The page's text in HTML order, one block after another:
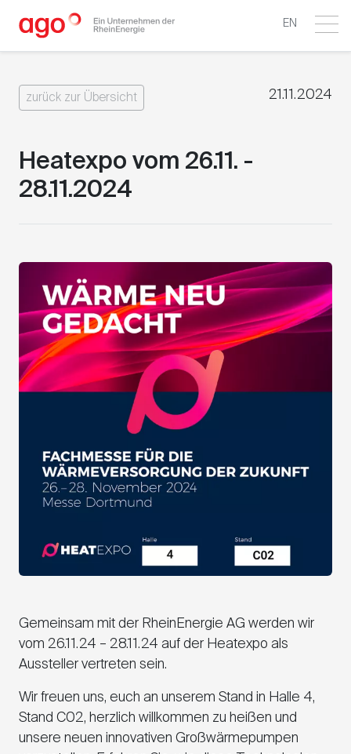
EN
zurück zur Übersicht 21.11.2024
Heatexpo vom 26.11. -
28.11.2024
Gemeinsam mit der RheinEnergie AG werden wir
vom 26.11.24 – 28.11.24 auf der Heatexpo als
Aussteller vertreten sein.
Wir freuen uns, euch an unserem Stand in Halle 4,
Stand C02, herzlich willkommen zu heißen und
unsere neuen innovativen Großwärmepumpen